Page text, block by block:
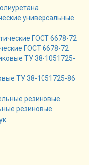
универсальные
ГОСТ 6678-72
ТУ 38-1051725-86
резиновые